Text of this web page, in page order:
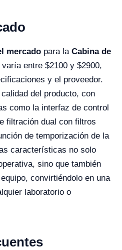
mercado para la Cabina de
varía entre $2100 y $2900,
y el proveedor.
del producto, con
como la interfaz de control
filtración dual con filtros
de temporización de la
características no solo
sino que también
convirtiéndolo en una
laboratorio o